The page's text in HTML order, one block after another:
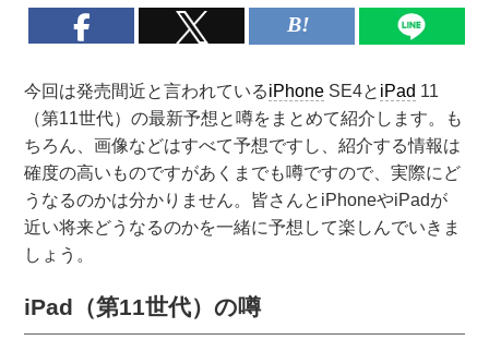
今回は発売間近と言われているiPhone SE4と iPad 11
（第11世代）の最新予想と噂をまとめて紹介します。も
ちろん、画像などはすべて予想ですし、紹介する情報は
確度の高いものですがあくまでも噂ですので、実際にど
うなるのかは分かりません。皆さんとiPhoneやiPadが
近い将来どうなるのかを一緒に予想して楽しんでいきま
しょう。
iPad（第11世代）の噂